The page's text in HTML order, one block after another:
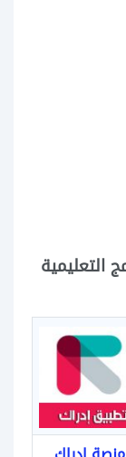
التعليمية